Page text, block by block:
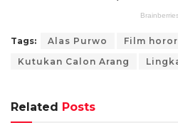
Tags: Alas Purwo
Film horor
Kutukan Calon Arang
Related Posts